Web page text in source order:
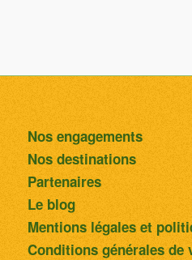
Nos engagements
Nos destinations
Partenaires
Le blog
Mentions légales et
Conditions générales de